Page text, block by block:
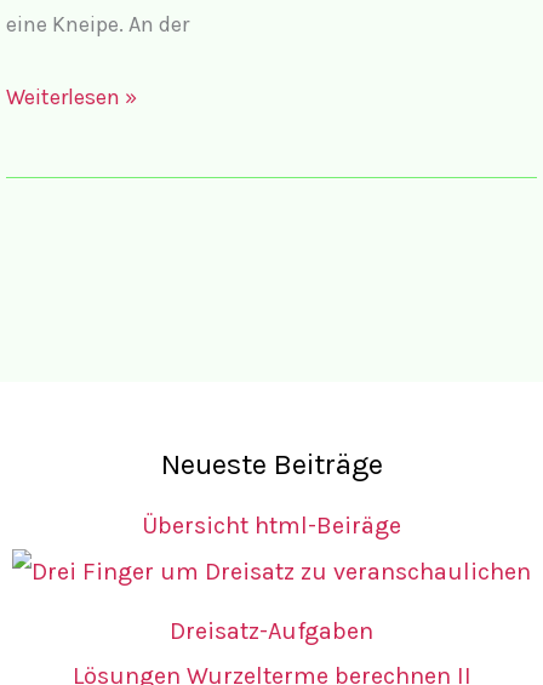
eine Kneipe. An der
Männerwitze
Weiterlesen »
Neueste Beiträge
Übersicht html-Beiräge
Dreisatz-Aufgaben
Lösungen Wurzelterme berechnen II